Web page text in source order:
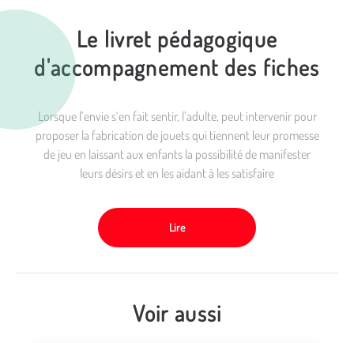
Le livret pédagogique
d'accompagnement des fiches
Lorsque l’envie s‘en fait sentir, l’adulte, peut intervenir pour
proposer la fabrication de jouets qui tiennent leur promesse
de jeu en laissant aux enfants la possibilité de manifester
leurs désirs et en les aidant à les satisfaire
Lire
Voir aussi